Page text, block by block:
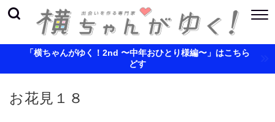
「横ちゃんがゆく！2nd 〜中年おひとり様編〜」はこちら
どす
お花見１８